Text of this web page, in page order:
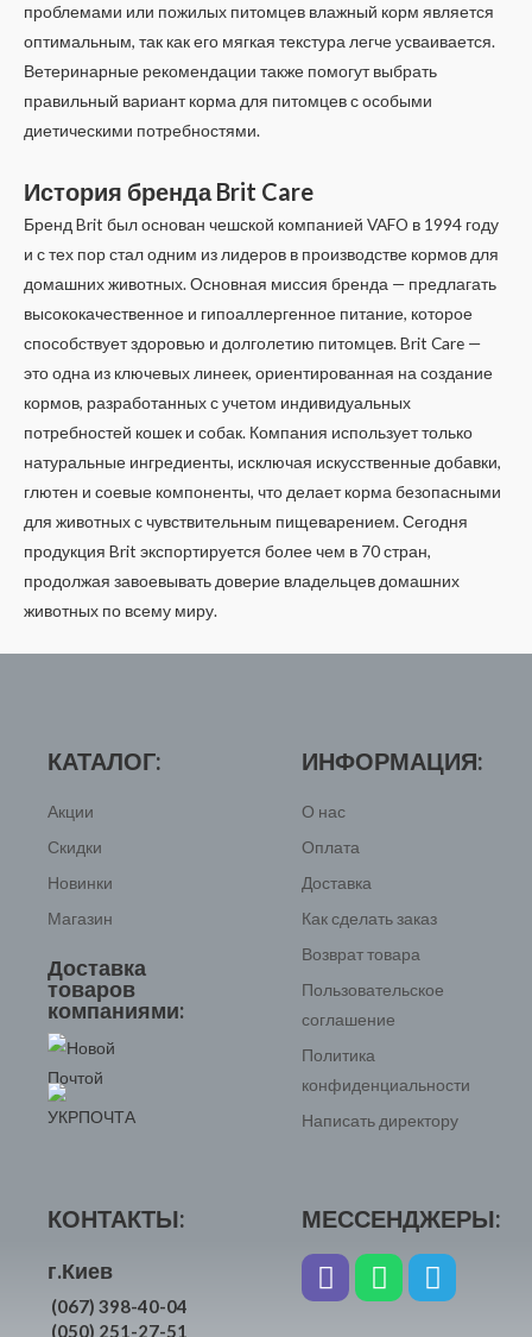
проблемами или пожилых питомцев влажный корм является
оптимальным, так как его мягкая текстура легче усваивается.
Ветеринарные рекомендации также помогут выбрать
правильный вариант корма для питомцев с особыми
диетическими потребностями.
История бренда Brit Care
Бренд Brit был основан чешской компанией VAFO в 1994 году
и с тех пор стал одним из лидеров в производстве кормов для
домашних животных. Основная миссия бренда — предлагать
высококачественное и гипоаллергенное питание, которое
способствует здоровью и долголетию питомцев. Brit Care —
это одна из ключевых линеек, ориентированная на создание
кормов, разработанных с учетом индивидуальных
потребностей кошек и собак. Компания использует только
натуральные ингредиенты, исключая искусственные добавки,
глютен и соевые компоненты, что делает корма безопасными
для животных с чувствительным пищеварением. Сегодня
продукция Brit экспортируется более чем в 70 стран,
продолжая завоевывать доверие владельцев домашних
животных по всему миру.
КАТАЛОГ:
Акции
Скидки
Новинки
Магазин
Доставка
товаров
компаниями:
ИНФОРМАЦИЯ:
О нас
Оплата
Доставка
Как сделать заказ
Возврат товара
Пользовательское
соглашение
Политика
конфиденциальности
Написать директору
КОНТАКТЫ:
г.Киев
(067) 398-40-04
(050) 251-27-51
МЕССЕНДЖЕРЫ: